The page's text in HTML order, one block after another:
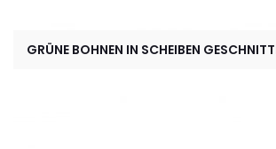
GRÜNE BOHNEN IN SCHEIBEN